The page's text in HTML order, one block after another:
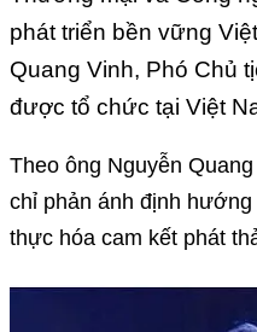
phát triển bền vững
Quang Vinh, Phó Chủ
được tổ chức tại Việt
Theo ông Nguyễn
chỉ phản ánh định
thực hóa cam kết phát